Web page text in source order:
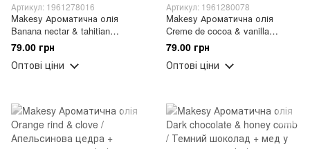
Артикул: 1961278016
Makesy Ароматична олія
Banana nectar & tahitian
gardenia / Банановий нектар +
гарденія, 10 грамів (для
свічок)
79.00 грн
Оптові ціни
Артикул: 1961280078
Makesy Ароматична олія
Creme de cocoa & vanilla
vermouth / Крем-де-какао +
ванільний вермут, 10 грамів
(для свічок)
79.00 грн
Оптові ціни